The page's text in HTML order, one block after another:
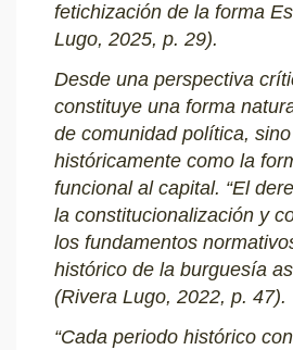
fetichización de la forma
Lugo, 2025, p. 29).
Desde una perspectiva
constituye una forma
de comunidad política,
históricamente como la
funcional al capital. “El
la constitucionalización y
los fundamentos
histórico de la burguesía
(Rivera Lugo, 2022, p. 47).
“Cada periodo histórico